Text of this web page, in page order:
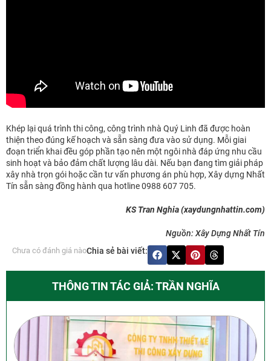
Khép lại quá trình thi công, công trình nhà Quý Linh đã được hoàn
thiện theo đúng kế hoạch và sẵn sàng đưa vào sử dụng. Mỗi giai
đoạn triển khai đều góp phần tạo nên một ngôi nhà đáp ứng nhu cầu
sinh hoạt và bảo đảm chất lượng lâu dài. Nếu bạn đang tìm giải pháp
xây nhà trọn gói hoặc cần tư vấn phương án phù hợp, Xây dựng Nhất
Tín sẵn sàng đồng hành qua hotline 0988 607 705.
KS Tran Nghia (xaydungnhattin.com)
Nguồn: Xây Dựng Nhất Tín
Chưa có đánh giá nàoChia sẻ bài viết:
THÔNG TIN TÁC GIẢ: TRẦN NGHĨA